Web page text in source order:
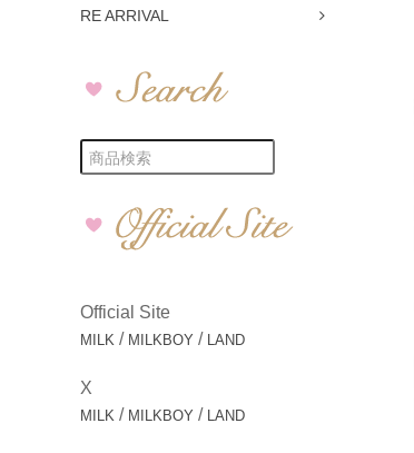
RE ARRIVAL
Official Site
MILK / MILKBOY / LAND
X
MILK / MILKBOY / LAND